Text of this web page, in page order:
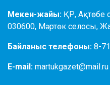
Мекен-жайы: ҚР, Ақтөбе
030600, Мәртөк селосы,
Байланыс телефоны: 8-
E-mail: martukgazet@mail.ru